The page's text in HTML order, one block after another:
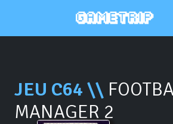
JEU C64 \\
MANAGER 2